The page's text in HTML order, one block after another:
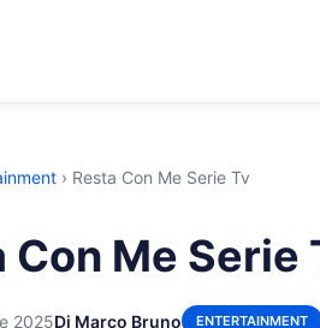
› Resta Con Me Serie Tv
Con Me Serie
2025Di Marco Bruno ENTERTAINMENT